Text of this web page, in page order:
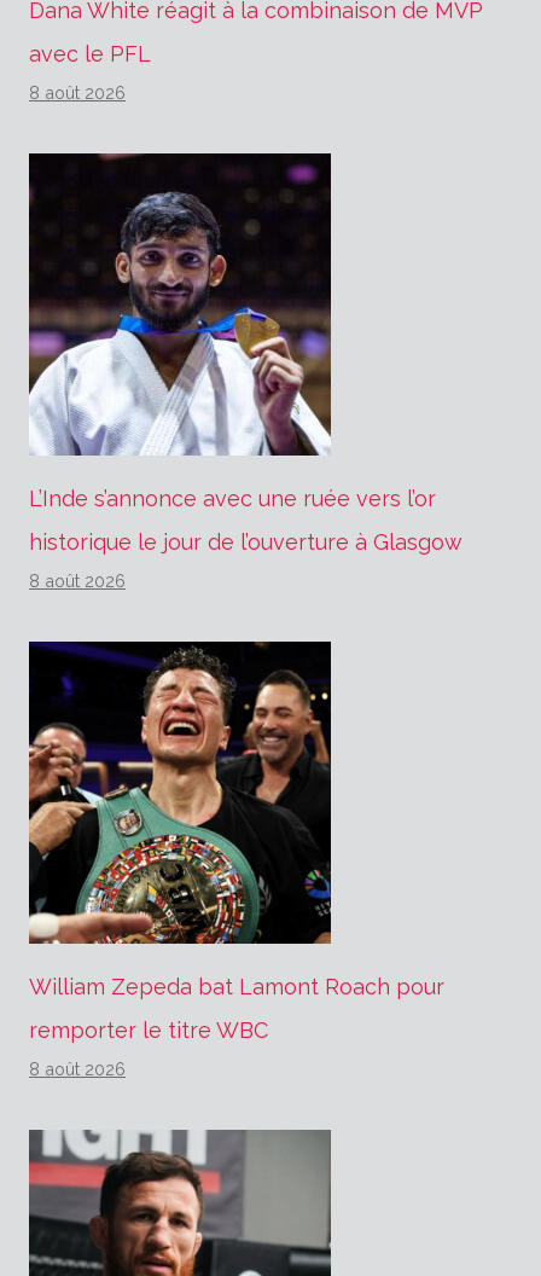
Dana White réagit à la combinaison de MVP
avec le PFL
8 août 2026
L’Inde s’annonce avec une ruée vers l’or
historique le jour de l’ouverture à Glasgow
8 août 2026
William Zepeda bat Lamont Roach pour
remporter le titre WBC
8 août 2026